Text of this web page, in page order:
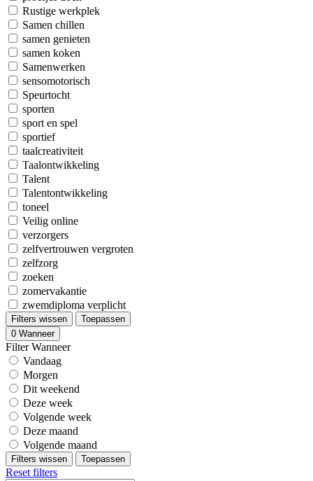
Rustige werkplek
Samen chillen
samen genieten
samen koken
Samenwerken
sensomotorisch
Speurtocht
sporten
sport en spel
sportief
taalcreativiteit
Taalontwikkeling
Talent
Talentontwikkeling
toneel
Veilig online
verzorgers
zelfvertrouwen vergroten
zelfzorg
zoeken
zomervakantie
zwemdiploma verplicht
Filters wissen
Toepassen
0 Wanneer
Filter Wanneer
Vandaag
Morgen
Dit weekend
Deze week
Volgende week
Deze maand
Volgende maand
Filters wissen Toepassen
Reset filters